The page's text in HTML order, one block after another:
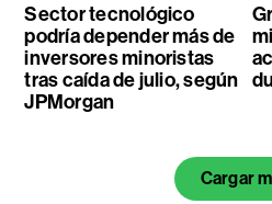
Sector tecnológico
podría depender más de
inversores minoristas
tras caída de julio, según
JPMorgan
Cargar